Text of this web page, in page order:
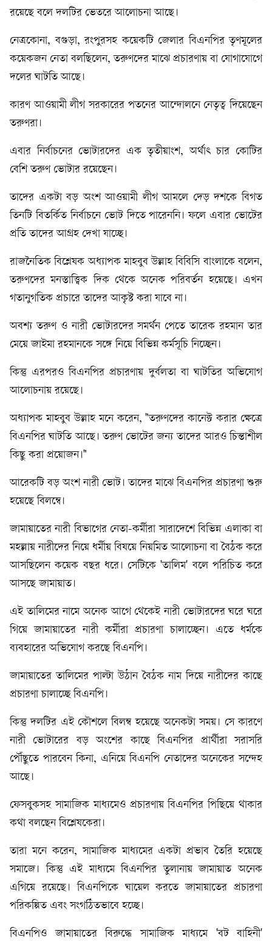
রয়েছে বলে দলটির ভেতরে আলোচনা আছে।
নেত্রকোনা, বগুড়া, রংপুরসহ কয়েকটি জেলার বিএনপির তৃণমূলের
কয়েকজন নেতা বলছিলেন, তরুণদের মাঝে প্রচারণায় বা যোগাযোগে
দলের ঘাটতি আছে।
কারণ আওয়ামী লীগ সরকারের পতনের আন্দোলনে নেতৃত্ব দিয়েছেন
তরুণরা।
এবার নির্বাচনের ভোটারদের এক তৃতীয়াংশ, অর্থাৎ চার কোটির
বেশি তরুণ ভোটার রয়েছেন।
তাদের একটা বড় অংশ আওয়ামী লীগ আমলে দেড় দশকে বিগত
তিনটি বিতর্কিত নির্বাচনে ভোট দিতে পারেননি। ফলে এবার ভোটের
প্রতি তাদের আগ্রহ দেখা যাচ্ছে।
রাজনৈতিক বিশ্লেষক অধ্যাপক মাহবুব উল্লাহ বিবিসি বাংলাকে বলেন,
তরুণদের মনস্তাত্ত্বিক দিক থেকে অনেক পরিবর্তন হয়েছে। এখন
গতানুগতিক প্রচারে তাদের আকৃষ্ট করা যাবে না।
অবশ্য তরুণ ও নারী ভোটারদের সমর্থন পেতে তারেক রহমান তার
মেয়ে জাইমা রহমানকে সঙ্গে নিয়ে বিভিন্ন কর্মসূচি নিচ্ছেন।
কিন্তু এরপরও বিএনপির প্রচারণায় দুর্বলতা বা ঘাটতির অভিযোগ
আলোচনায় রয়েছে।
অধ্যাপক মাহবুব উল্লাহ মনে করেন, "তরুণদের কানেক্ট করার ক্ষেত্রে
বিএনপির ঘাটতি আছে। তরুণ ভোটের জন্য তাদের আরও চিন্তাশীল
কিছু করা প্রয়োজন।"
আরেকটি বড় অংশ নারী ভোট। তাদের মাঝে বিএনপির প্রচারণা শুরু
হয়েছে বিলম্বে।
জামায়াতের নারী বিভাগের নেতা-কর্মীরা সারাদেশে বিভিন্ন এলাকা বা
মহল্লায় নারীদের নিয়ে ধর্মীয় বিষয়ে নিয়মিত আলোচনা বা বৈঠক করে
আসছিলেন কয়েক বছর ধরে। সেটিকে 'তালিম' বলে পরিচিত করে
আসছে জামায়াত।
এই তালিমের নামে অনেক আগে থেকেই নারী ভোটারদের ঘরে ঘরে
গিয়ে জামায়াতের নারী কর্মীরা প্রচারণা চালাচ্ছেন। এতে ধর্মকে
ব্যবহারের অভিযোগ করছে বিএনপি।
জামায়াতের তালিমের পাল্টা উঠান বৈঠক নাম দিয়ে নারীদের কাছে
প্রচারণা চালাচ্ছে বিএনপি।
কিন্তু দলটির এই কৌশলে বিলম্ব হয়েছে অনেকটা সময়। সে কারণে
নারী ভোটারের বড় অংশের কাছে বিএনপির প্রার্থীরা সরাসরি
পৌঁছুতে পারবেন কিনা, এনিয়ে বিএনপি নেতাদের অনেকের সন্দেহ
আছে।
ফেসবুকসহ সামাজিক মাধ্যমেও প্রচারণায় বিএনপির পিছিয়ে থাকার
কথা বলছেন বিশ্লেষকেরা।
তারা মনে করেন, সামাজিক মাধ্যমের একটা প্রভাব তৈরি হয়েছে
সমাজে। কিন্তু এই মাধ্যমে বিএনপির তুলানায় জামায়াত অনেক
এগিয়ে রয়েছে। বিএনপিকে ঘায়েল করতে জামায়াতের প্রচারণা
পরিকল্পিত এবং সংগঠিতভাবে হচ্ছে।
বিএনপিও জামায়াতের বিরুদ্ধে সামাজিক মাধ্যমে 'বট বাহিনী'